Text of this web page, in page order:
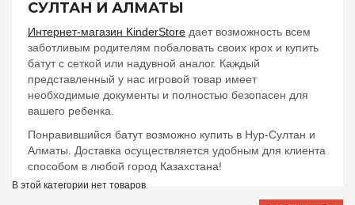
СУЛТАН И АЛМАТЫ
Интернет-магазин KinderStore дает возможность всем
заботливым родителям побаловать своих крох и купить
батут с сеткой или надувной аналог. Каждый
представленный у нас игровой товар имеет
необходимые документы и полностью безопасен для
вашего ребенка.
Понравившийся батут возможно купить в Нур-Султан и
Алматы. Доставка осуществляется удобным для клиента
способом в любой город Казахстана!
В этой категории нет товаров.